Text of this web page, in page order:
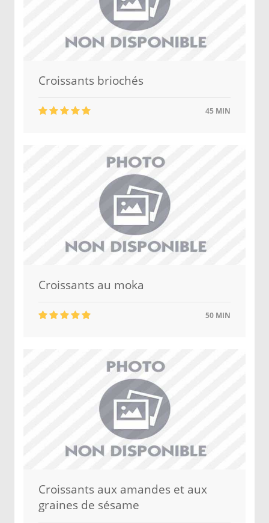
Croissants briochés
45 MIN
Croissants au moka
50 MIN
Croissants aux amandes et aux
graines de sésame